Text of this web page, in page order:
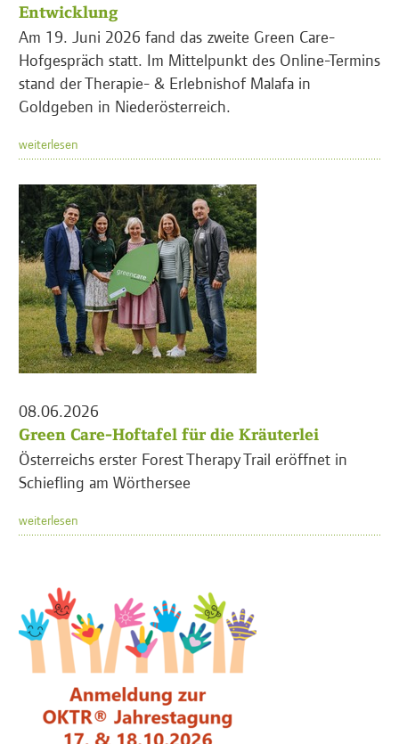
Entwicklung
Am 19. Juni 2026 fand das zweite Green Care-
Hofgespräch statt. Im Mittelpunkt des Online-Termins
stand der Therapie- & Erlebnishof Malafa in
Goldgeben in Niederösterreich.
weiterlesen
08.06.2026
Green Care-Hoftafel für die Kräuterlei
Österreichs erster Forest Therapy Trail eröffnet in
Schiefling am Wörthersee
weiterlesen